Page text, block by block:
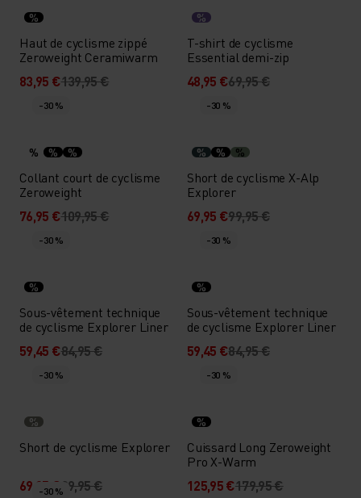
%
Haut de cyclisme zippé
Zeroweight Ceramiwarm
83,95 €139,95 €
%
T-shirt de cyclisme
Essential demi-zip
48,95 €69,95 €
-30 %
% % %
Collant court de cyclisme
Zeroweight
76,95 €109,95 €
-30 %
% % %
Short de cyclisme X-Alp
Explorer
69,95 €99,95 €
-30 %
%
Sous-vêtement technique
de cyclisme Explorer Liner
59,45 €84,95 €
-30 %
%
Sous-vêtement technique
de cyclisme Explorer Liner
59,45 €84,95 €
-30 %
%
Short de cyclisme Explorer
69,95 €99,95 €
-30 %
%
Cuissard Long Zeroweight
Pro X-Warm
125,95 €179,95 €
-30 %